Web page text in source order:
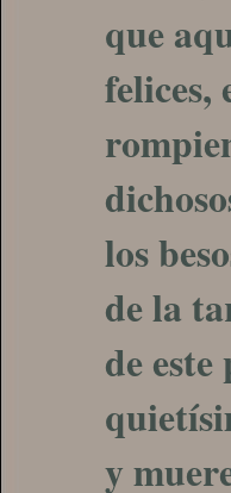
que
felices,
los
de la
de
y